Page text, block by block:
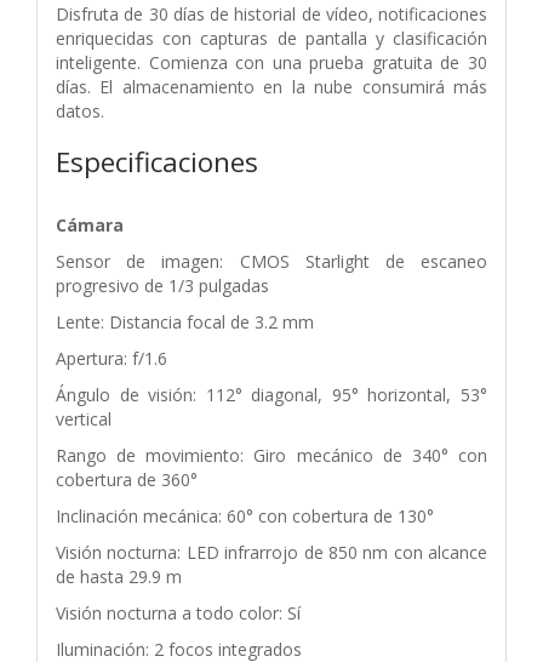
Disfruta de 30 días de historial de vídeo, notificaciones
enriquecidas con capturas de pantalla y clasificación
inteligente. Comienza con una prueba gratuita de 30
días. El almacenamiento en la nube consumirá más
datos.
Especificaciones
Cámara
Sensor de imagen: CMOS Starlight de escaneo
progresivo de 1/3 pulgadas
Lente: Distancia focal de 3.2 mm
Apertura: f/1.6
Ángulo de visión: 112° diagonal, 95° horizontal, 53°
vertical
Rango de movimiento: Giro mecánico de 340° con
cobertura de 360°
Inclinación mecánica: 60° con cobertura de 130°
Visión nocturna: LED infrarrojo de 850 nm con alcance
de hasta 29.9 m
Visión nocturna a todo color: Sí
Iluminación: 2 focos integrados